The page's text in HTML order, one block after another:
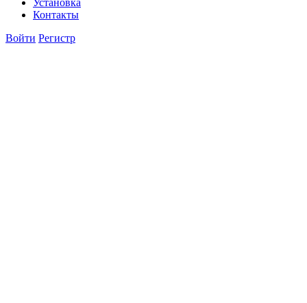
Установка
Контакты
Войти Регистр